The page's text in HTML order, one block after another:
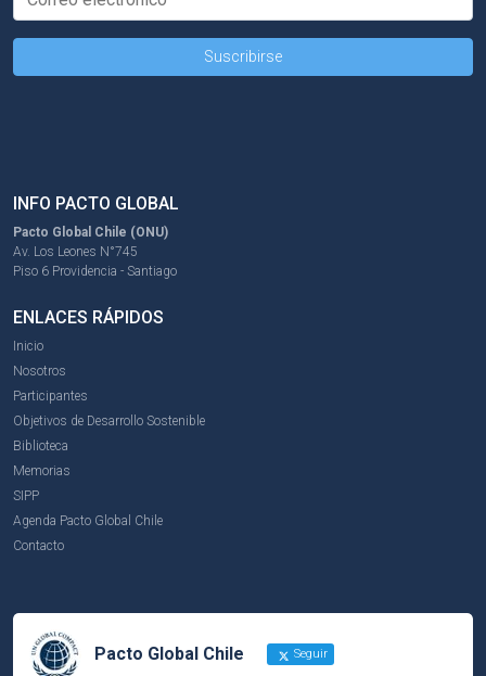
INFO PACTO GLOBAL
Pacto Global Chile (ONU)
Av. Los Leones N°745
Piso 6 Providencia - Santiago
ENLACES RÁPIDOS
Inicio
Nosotros
Participantes
Objetivos de Desarrollo Sostenible
Biblioteca
Memorias
SIPP
Agenda Pacto Global Chile
Contacto
Pacto Global Chile Seguir